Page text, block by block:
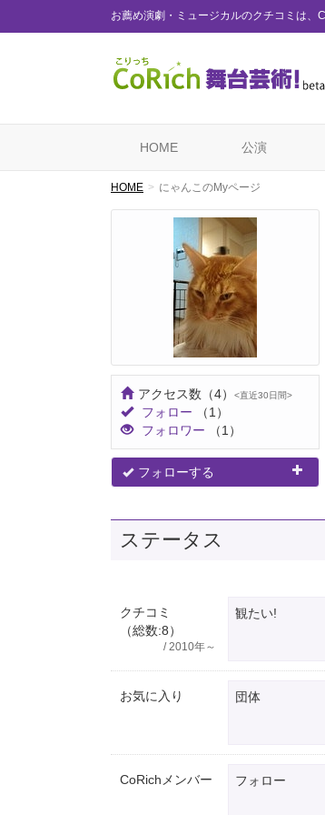
お薦め演劇・ミュージカルのクチコミは、
HOME 公演
HOME にゃんこのMyページ
アクセス数 （4） <直近30日間>
フォロー
（1）
フォロワー
（1）
フォローする
ステータス
クチコミ
（総数:8）
/ 2010年～
観たい!
お気に入り 団体
CoRichメンバー フォロー